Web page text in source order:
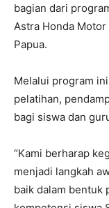
bagian dari
Astra Honda
Papua.
Melalui program
pelatihan,
bagi siswa dan
“Kami berharap
menjadi langkah
baik dalam bentuk